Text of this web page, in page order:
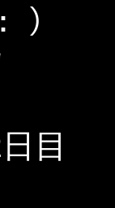
目